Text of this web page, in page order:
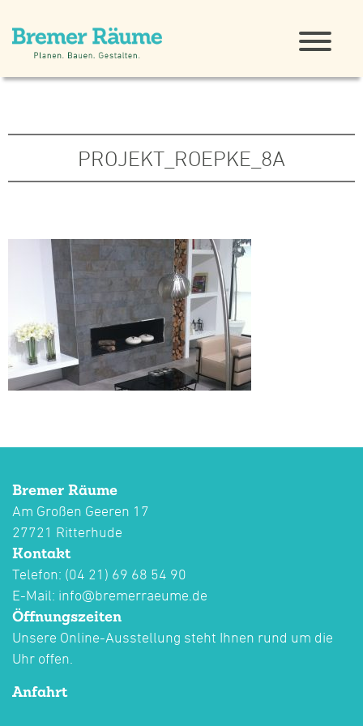
PROJEKT_ROEPKE_8A
Bremer Räume
Am Großen Geeren 17
27721 Ritterhude
Kontakt
Telefon: (04 21) 69 68 54 90
E-Mail: info@bremerraeume.de
Öffnungszeiten
Unsere Online-Ausstellung steht Ihnen rund um die
Uhr offen.
Anfahrt